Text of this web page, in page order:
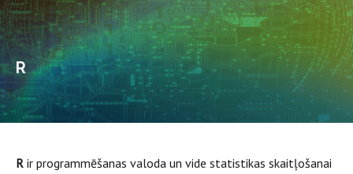
R
R ir programmēšanas valoda un vide statistikas skaitļošanai